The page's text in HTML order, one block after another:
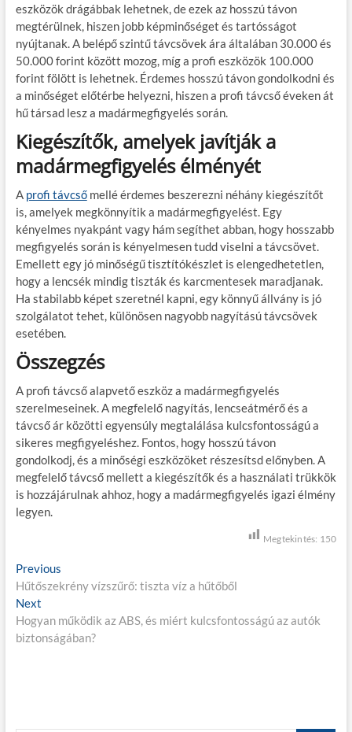
eszközök drágábbak lehetnek, de ezek az hosszú távon
megtérülnek, hiszen jobb képminőséget és tartósságot
nyújtanak. A belépő szintű távcsövek ára általában 30.000 és
50.000 forint között mozog, míg a profi eszközök 100.000
forint fölött is lehetnek. Érdemes hosszú távon gondolkodni és
a minőséget előtérbe helyezni, hiszen a profi távcső éveken át
hű társad lesz a madármegfigyelés során.
Kiegészítők, amelyek javítják a
madármegfigyelés élményét
A profi távcsőmellé érdemes beszerezni néhány kiegészítőt
is, amelyek megkönnyítik a madármegfigyelést. Egy
kényelmes nyakpánt vagy hám segíthet abban, hogy hosszabb
megfigyelés során is kényelmesen tudd viselni a távcsövet.
Emellett egy jó minőségű tisztítókészlet is elengedhetetlen,
hogy a lencsék mindig tiszták és karcmentesek maradjanak.
Ha stabilabb képet szeretnél kapni, egy könnyű állvány is jó
szolgálatot tehet, különösen nagyobb nagyítású távcsövek
esetében.
Összegzés
A profi távcső alapvető eszköz a madármegfigyelés
szerelmeseinek. A megfelelő nagyítás, lencseátmérő és a
távcső ár közötti egyensúly megtalálása kulcsfontosságú a
sikeres megfigyeléshez. Fontos, hogy hosszú távon
gondolkodj, és a minőségi eszközöket részesítsd előnyben. A
megfelelő távcső mellett a kiegészítők és a használati trükkök
is hozzájárulnak ahhoz, hogy a madármegfigyelés igazi élmény
legyen.
Megtekintés: 150
B
e
j
e
z
Previous
r
v
i
Hűtőszekrény vízszűrő: tiszta víz a hűtőből
Next
e
x
Hogyan működik az ABS, és miért kulcsfontosságú az autók
biztonságában?